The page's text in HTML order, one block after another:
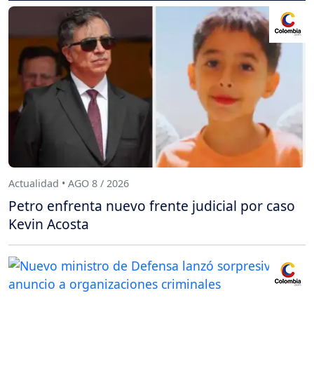
Actualidad • AGO 8 / 2026
Petro enfrenta nuevo frente judicial por caso
Kevin Acosta